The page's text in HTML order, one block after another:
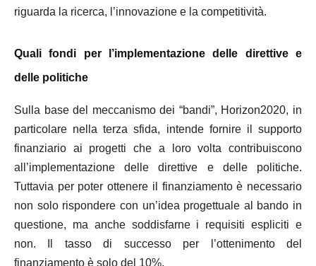
riguarda la ricerca, l’innovazione e la competitività.
Quali fondi per l’implementazione delle direttive e
delle politiche
Sulla base del meccanismo dei “bandi”, Horizon2020, in
particolare nella terza sfida, intende fornire il supporto
finanziario ai progetti che a loro volta contribuiscono
all’implementazione delle direttive e delle politiche.
Tuttavia per poter ottenere il finanziamento è necessario
non solo rispondere con un’idea progettuale al bando in
questione, ma anche soddisfarne i requisiti espliciti e
non. Il tasso di successo per l’ottenimento del
finanziamento è solo del 10%.